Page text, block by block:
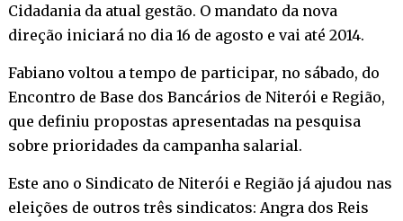
Cidadania da atual gestão. O mandato da nova
direção iniciará no dia 16 de agosto e vai até 2014.
Fabiano voltou a tempo de participar, no sábado, do
Encontro de Base dos Bancários de Niterói e Região,
que definiu propostas apresentadas na pesquisa
sobre prioridades da campanha salarial.
Este ano o Sindicato de Niterói e Região já ajudou nas
eleições de outros três sindicatos: Angra dos Reis